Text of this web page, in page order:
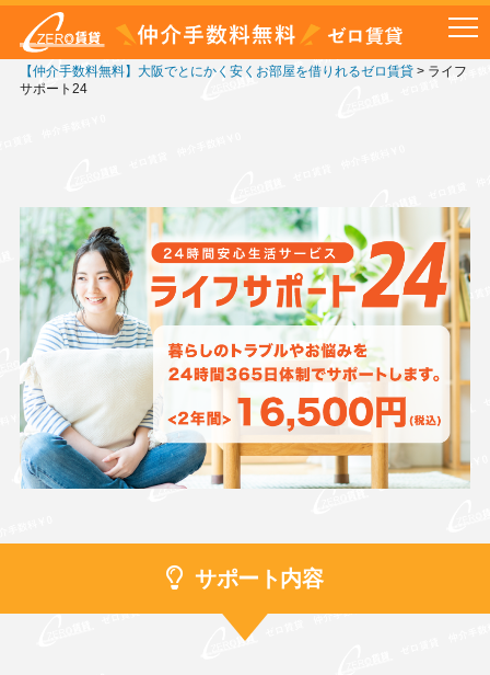
【仲介手数料無料】大阪でとにかく安くお部屋を借りれるゼロ賃貸> ライフ
サポート24
サポート内容